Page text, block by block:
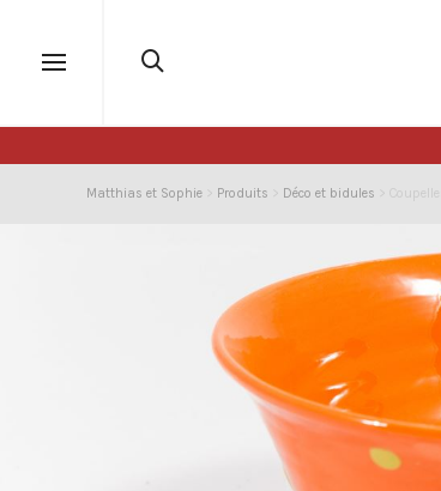
Matthias et Sophie > Produits > Déco et bidules > Coupelles